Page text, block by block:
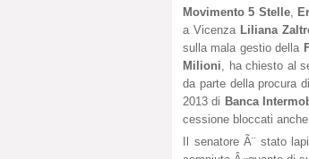
Movimento 5 Stelle,
a VicenzaLiliana
sulla mala gestio della
Milioni , ha chiesto al
da parte della procura
2013 di Banca
cessione bloccati
Il senatore Ã¨ stato